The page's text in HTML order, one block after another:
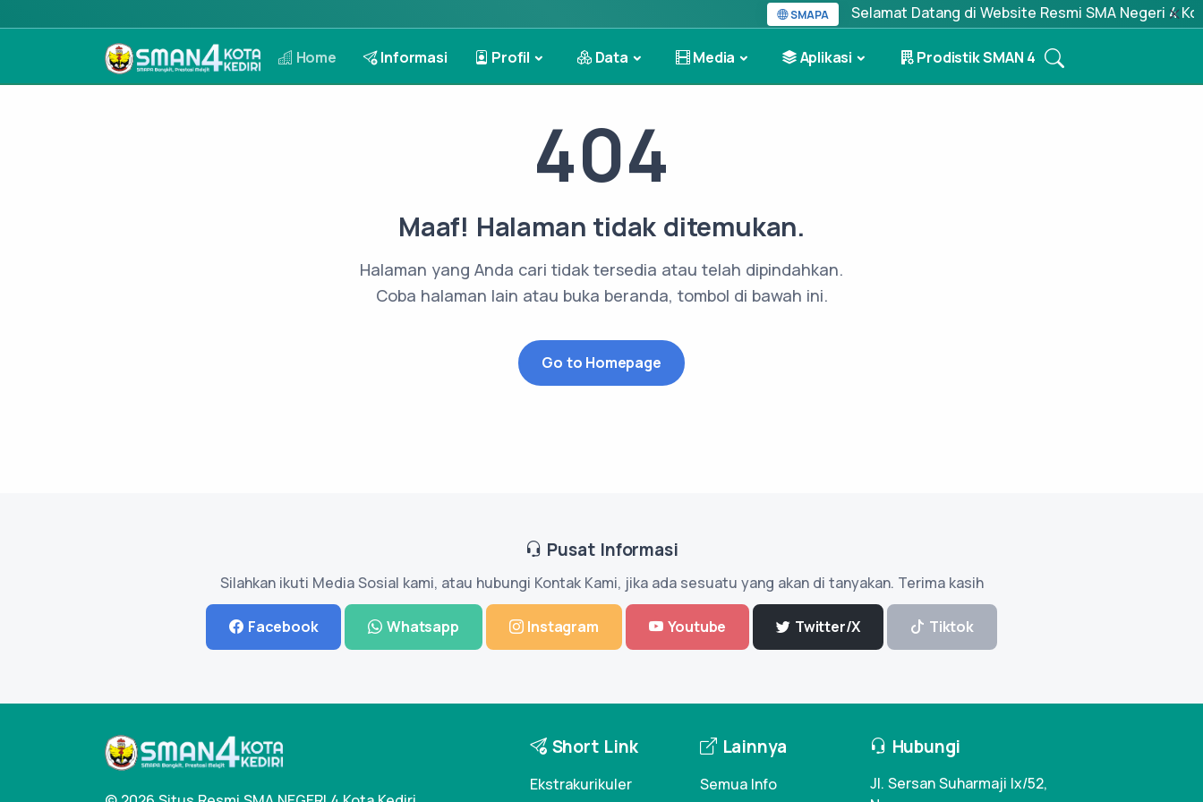
SMAPA Selamat Datang di Website Resmi SMA Negeri 4
Home Informasi Profil Data Media Aplikasi Prodistik SMAN 4
404
Maaf! Halaman tidak ditemukan.
Halaman yang Anda cari tidak tersedia atau telah dipindahkan.
Coba halaman lain atau buka beranda, tombol di bawah ini.
Go to Homepage
Pusat Informasi
Silahkan ikuti Media Sosial kami, atau hubungi Kontak Kami, jika ada sesuatu yang akan di tanyakan. Terima kasih
Facebook Whatsapp Instagram Youtube Twitter/X Tiktok
Short Link
Ekstrakurikuler
Lainnya
Semua Info
Hubungi
Jl. Sersan Suharmaji Ix/52,